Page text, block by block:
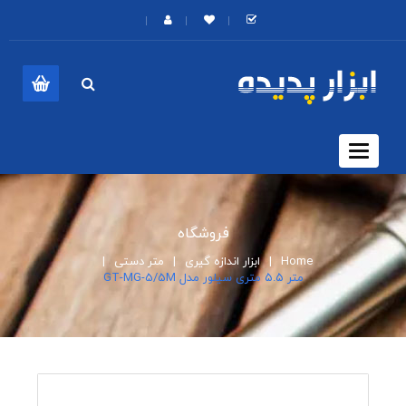
Toggle
navigation
فروشگاه
Home ابزار اندازه گیری
متر دستی
متر ۵.۵ متری سیلور مدل GT-MG-5/5M